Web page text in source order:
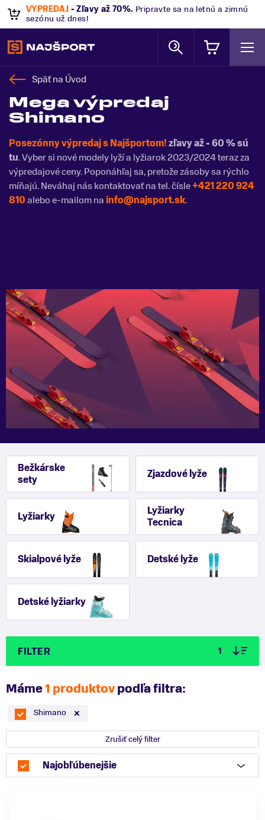
VÝPREDAJ - Zľavy až 70%. Pripravte sa na letnú a zimnú
sezónu už dnes!
Späť na Úvod
Mega výpredaj
Shimano
Posezónny výpredaj s Najšportom!zľavy až - 60 % sú
tu. Vyber si nové modely lyží a lyžiarok 2023/2024 teraz za
výpredajové ceny. Poponáhľaj sa, pretože zásoby sa rýchlo
míňajú. Neváhaj nás kontaktovať na tel. čísle+421 220 924
810alebo e-mailom nainfo@najsport.sk.
Bežkárske
sety
Zjazdové lyže
Lyžiarky
Lyžiarky
Tecnica
Skialpové lyže Detské lyže
Detské lyžiarky
FILTER 1
Máme1 produktovpodľa filtra:
Shimano
Zrušiť celý filter
Najobľúbenejšie